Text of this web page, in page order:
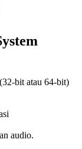
bit atau 64-bit)
audio.